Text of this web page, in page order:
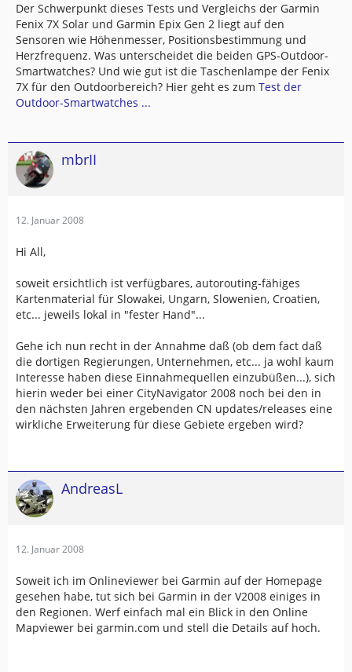
Der Schwerpunkt dieses Tests und Vergleichs der Garmin
Fenix 7X Solar und Garmin Epix Gen 2 liegt auf den
Sensoren wie Höhenmesser, Positionsbestimmung und
Herzfrequenz. Was unterscheidet die beiden GPS-Outdoor-
Smartwatches? Und wie gut ist die Taschenlampe der Fenix
7X für den Outdoorbereich? Hier geht es zum Test der
Outdoor-Smartwatches ...
mbrII
12. Januar 2008
Hi All,
soweit ersichtlich ist verfügbares, autorouting-fähiges
Kartenmaterial für Slowakei, Ungarn, Slowenien, Croatien,
etc... jeweils lokal in "fester Hand"...
Gehe ich nun recht in der Annahme daß (ob dem fact daß
die dortigen Regierungen, Unternehmen, etc... ja wohl kaum
Interesse haben diese Einnahmequellen einzubüßen...), sich
hierin weder bei einer CityNavigator 2008 noch bei den in
den nächsten Jahren ergebenden CN updates/releases eine
wirkliche Erweiterung für diese Gebiete ergeben wird?
AndreasL
12. Januar 2008
Soweit ich im Onlineviewer bei Garmin auf der Homepage
gesehen habe, tut sich bei Garmin in der V2008 einiges in
den Regionen. Werf einfach mal ein Blick in den Online
Mapviewer bei garmin.com und stell die Details auf hoch.